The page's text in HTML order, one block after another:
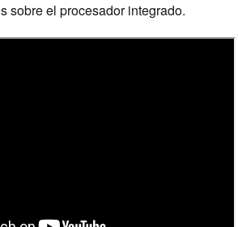
sobre el procesador integrado.